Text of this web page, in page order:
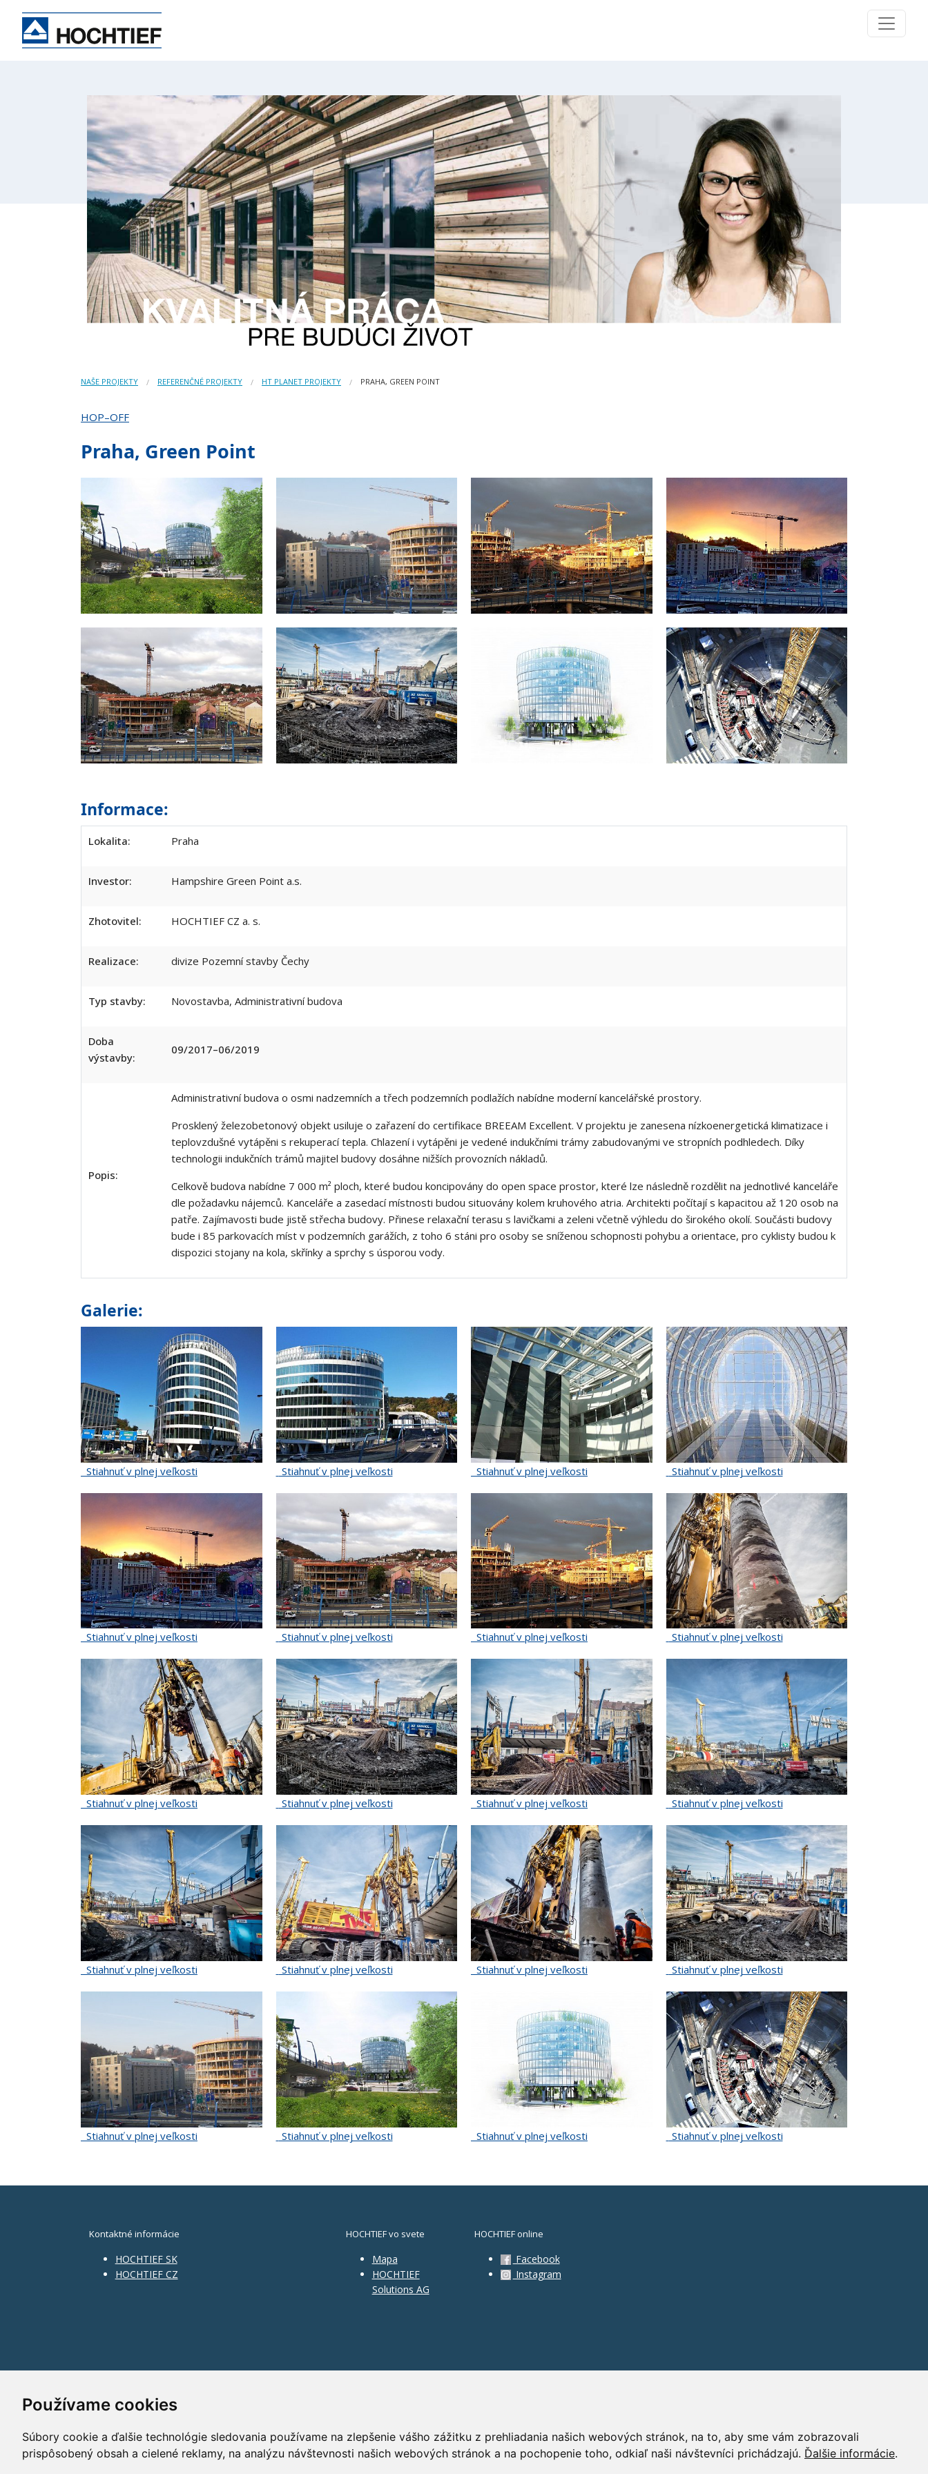
Používame cookies
Súbory cookie a ďalšie technológie sledovania používame na zlepšenie vášho zážitku z prehliadania našich webových stránok, na to, aby sme vám zobrazovali
prispôsobený obsah a cielené reklamy, na analýzu návštevnosti našich webových stránok a na pochopenie toho, odkiaľ naši návštevníci prichádzajú. Ďalšie informácie.
NAŠE PROJEKTY REFERENČNÉ PROJEKTY HT PLANET PROJEKTY PRAHA, GREEN POINT
HOP–OFF
Praha, Green Point
Informace:
Lokalita: Praha
Investor: Hampshire Green Point a.s.
Zhotovitel: HOCHTIEF CZ a. s.
Realizace: divize Pozemní stavby Čechy
Typ stavby: Novostavba, Administrativní budova
Doba
výstavby:
09/2017–06/2019
Popis:
Administrativní budova o osmi nadzemních a třech podzemních podlažích nabídne moderní kancelářské prostory.
Prosklený železobetonový objekt usiluje o zařazení do certifikace BREEAM Excellent. V projektu je zanesena nízkoenergetická klimatizace i
teplovzdušné vytápěni s rekuperací tepla. Chlazení i vytápěni je vedené indukčními trámy zabudovanými ve stropních podhledech. Díky
technologii indukčních trámů majitel budovy dosáhne nižších provozních nákladů.
Celkově budova nabídne 7 000 m² ploch, které budou koncipovány do open space prostor, které lze následně rozdělit na jednotlivé kanceláře
dle požadavku nájemců. Kanceláře a zasedací místnosti budou situovány kolem kruhového atria. Architekti počítají s kapacitou až 120 osob na
patře. Zajímavosti bude jistě střecha budovy. Přinese relaxační terasu s lavičkami a zeleni včetně výhledu do širokého okolí. Součásti budovy
bude i 85 parkovacích míst v podzemních garážích, z toho 6 stáni pro osoby se sníženou schopnosti pohybu a orientace, pro cyklisty budou k
dispozici stojany na kola, skřínky a sprchy s úsporou vody.
Galerie:
Stiahnuť v plnej veľkosti Stiahnuť v plnej veľkosti Stiahnuť v plnej veľkosti Stiahnuť v plnej veľkosti
Stiahnuť v plnej veľkosti Stiahnuť v plnej veľkosti Stiahnuť v plnej veľkosti Stiahnuť v plnej veľkosti
Stiahnuť v plnej veľkosti Stiahnuť v plnej veľkosti Stiahnuť v plnej veľkosti Stiahnuť v plnej veľkosti
Stiahnuť v plnej veľkosti Stiahnuť v plnej veľkosti Stiahnuť v plnej veľkosti Stiahnuť v plnej veľkosti
Stiahnuť v plnej veľkosti Stiahnuť v plnej veľkosti Stiahnuť v plnej veľkosti Stiahnuť v plnej veľkosti
Kontaktné informácie
HOCHTIEF SK
HOCHTIEF CZ
HOCHTIEF vo svete
Mapa
HOCHTIEF
Solutions AG
HOCHTIEF online
Facebook
Instagram